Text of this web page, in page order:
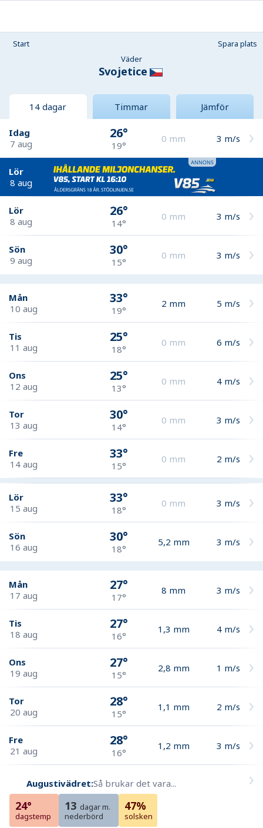
Start
Spara plats
Väder
Svojetice
14 dagar Timmar Jämför
Idag
7 aug
26°
19°
0 mm 3 m/s
Lör
8 aug
Lör
8 aug
26°
14°
0 mm 3 m/s
Sön
9 aug
30°
15°
0 mm 3 m/s
Mån
10 aug
33°
19°
2 mm 5 m/s
Tis
11 aug
25°
18°
0 mm 6 m/s
Ons
12 aug
25°
13°
0 mm 4 m/s
Tor
13 aug
30°
14°
0 mm 3 m/s
Fre
14 aug
33°
15°
0 mm 2 m/s
Lör
15 aug
33°
18°
0 mm 3 m/s
Sön
16 aug
30°
18°
5,2 mm 3 m/s
Mån
17 aug
27°
17°
8 mm 3 m/s
Tis
18 aug
27°
16°
1,3 mm 4 m/s
Ons
19 aug
27°
15°
2,8 mm 1 m/s
Tor
20 aug
28°
15°
1,1 mm 2 m/s
Fre
21 aug
28°
16°
1,2 mm 3 m/s
Augustivädret:Så brukar det vara...
24°
dagstemp
13 dagar m.
nederbörd
47%
solsken